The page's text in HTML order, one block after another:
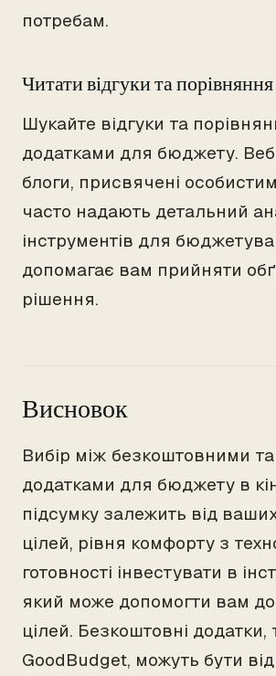
потребам.
Читати відгуки та порівняння
Шукайте відгуки та
додатками для бюджету.
блоги, присвячені
часто надають детальний
інструментів для
допомагає вам прийняти
рішення.
Висновок
Вибір між безкоштовними
додатками для бюджету в
підсумку залежить від
цілей, рівня комфорту з
готовності інвестувати в
який може допомогти вам
цілей. Безкоштовні додатки,
GoodBudget, можуть бути